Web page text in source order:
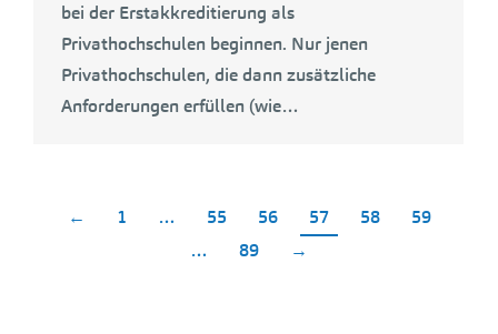
bei der Erstakkreditierung als
Privathochschulen beginnen. Nur jenen
Privathochschulen, die dann zusätzliche
Anforderungen erfüllen (wie…
← 1 … 55 56 57 58
59
…
89 →